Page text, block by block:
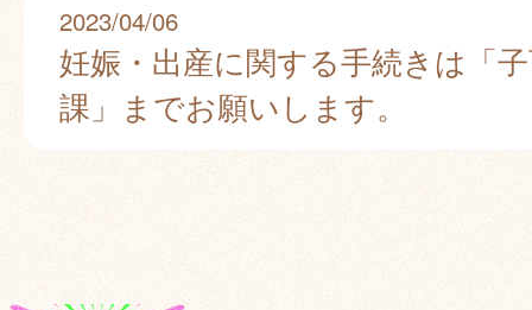
2023/04/06
妊娠・出産に関する手続きは「
課」までお願いします。